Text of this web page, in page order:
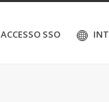
ACCESSO SSO